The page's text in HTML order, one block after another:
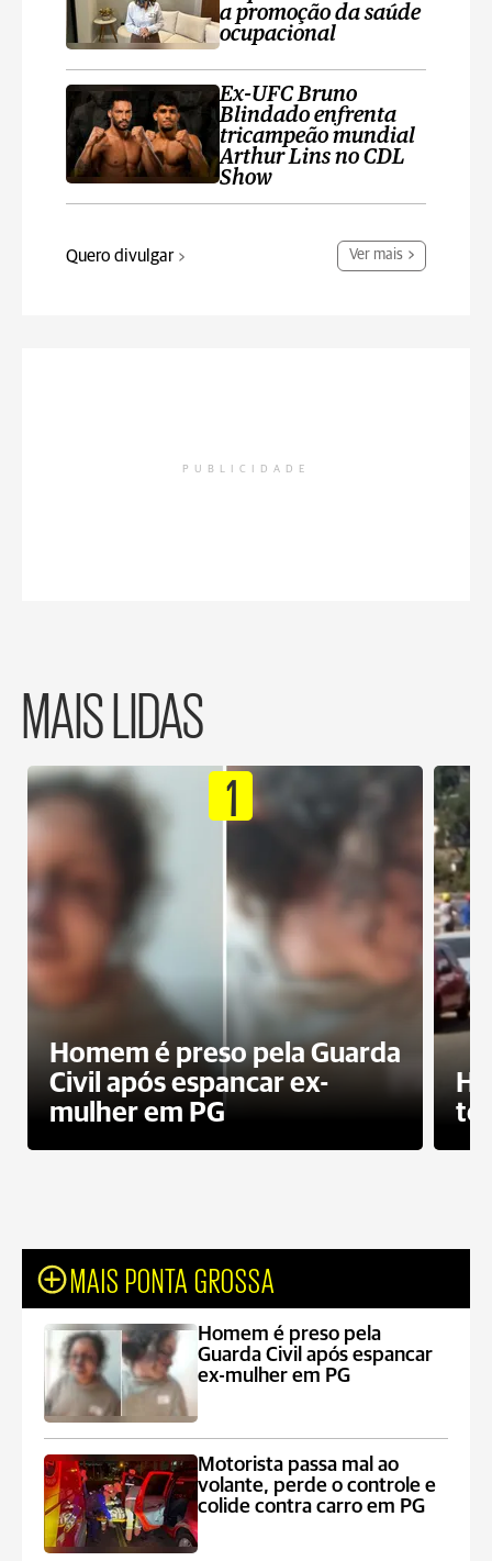
a promoção da saúde
ocupacional
Ex-UFC Bruno
Blindado enfrenta
tricampeão mundial
Arthur Lins no CDL
Show
Quero divulgar Ver mais
PUBLICIDADE
MAIS LIDAS
1
Homem é preso pela Guarda
Civil após espancar ex-
mulher em PG
MAIS PONTA GROSSA
Homem é preso pela
Guarda Civil após espancar
ex-mulher em PG
Motorista passa mal ao
volante, perde o controle e
colide contra carro em PG